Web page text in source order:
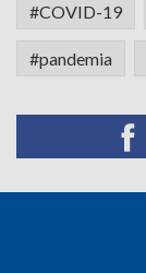
#COVID-19
#pandemia